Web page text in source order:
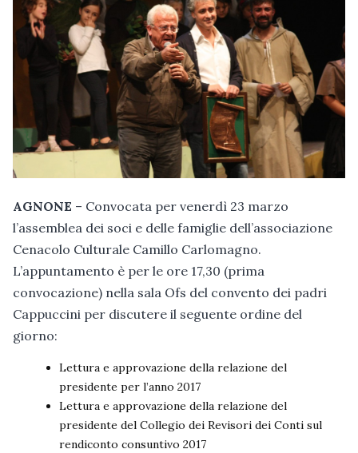
AGNONE – Convocata per venerdì 23 marzo
l’assemblea dei soci e delle famiglie dell’associazione
Cenacolo Culturale Camillo Carlomagno.
L’appuntamento è per le ore 17,30 (prima
convocazione) nella sala Ofs del convento dei padri
Cappuccini per discutere il seguente ordine del
giorno:
Lettura e approvazione della relazione del
presidente per l’anno 2017
Lettura e approvazione della relazione del
presidente del Collegio dei Revisori dei Conti sul
rendiconto consuntivo 2017